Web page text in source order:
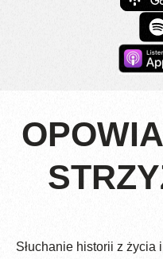
Słuchanie historii z życia